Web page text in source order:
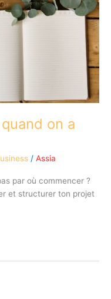
on a
/ Assia
par où commencer ?
et structurer ton projet